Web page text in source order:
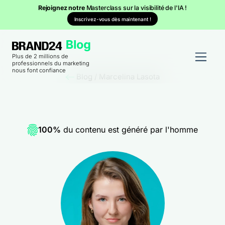
Rejoignez notre Masterclass sur la visibilité de l'IA !
Inscrivez-vous dès maintenant !
Plus de 2 millions de
professionnels du marketing
nous font confiance
100% du contenu est généré par l'homme